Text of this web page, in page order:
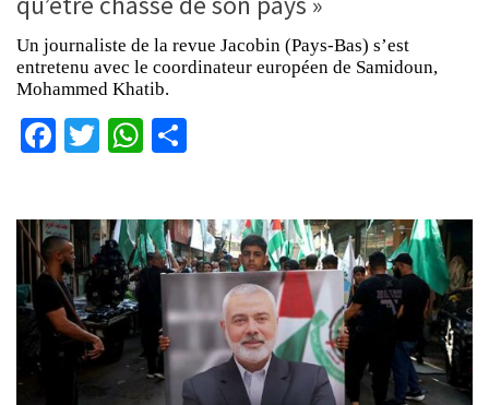
Un journaliste de la revue Jacobin (Pays-Bas) s’est
entretenu avec le coordinateur européen de Samidoun,
Mohammed Khatib.
Facebook
TwitterWhatsApp